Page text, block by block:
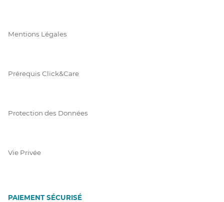
Mentions Légales
Prérequis Click&Care
Protection des Données
Vie Privée
PAIEMENT SÉCURISÉ